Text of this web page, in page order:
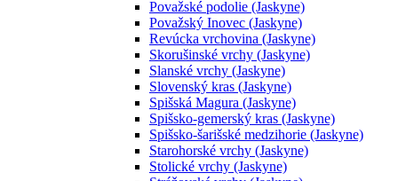
Považské podolie (Jaskyne)
Považský Inovec (Jaskyne)
Revúcka vrchovina (Jaskyne)
Skorušinské vrchy (Jaskyne)
Slanské vrchy (Jaskyne)
Slovenský kras (Jaskyne)
Spišská Magura (Jaskyne)
Spišsko-gemerský kras (Jaskyne)
Spišsko-šarišské medzihorie (Jaskyne)
Starohorské vrchy (Jaskyne)
Stolické vrchy (Jaskyne)